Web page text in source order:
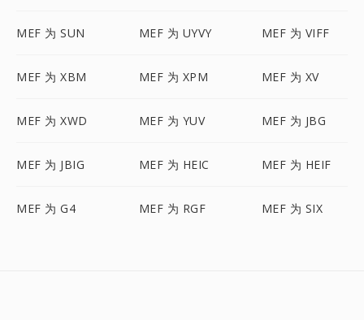
MEF 为 SUN MEF 为 UYVY MEF 为 VIFF
MEF 为 XBM MEF 为 XPM MEF 为 XV
MEF 为 XWD MEF 为 YUV MEF 为 JBG
MEF 为 JBIG MEF 为 HEIC MEF 为 HEIF
MEF 为 G4 MEF 为 RGF MEF 为 SIX